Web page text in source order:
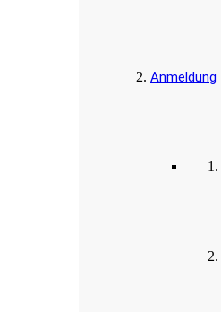
Anmeldung